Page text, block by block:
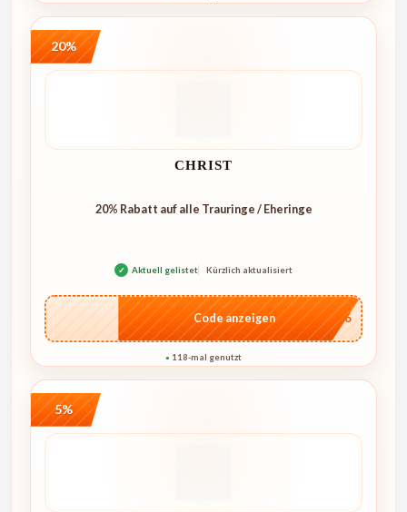
20%
CHRIST
20% Rabatt auf alle Trauringe / Eheringe
✓ Aktuell gelistet Kürzlich aktualisiert
…IT26
Code anzeigen
● 118-mal genutzt
5%